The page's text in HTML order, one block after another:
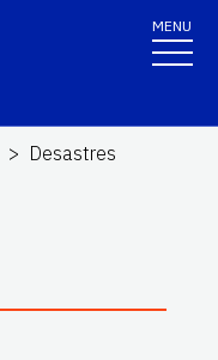
MENU
Desastres